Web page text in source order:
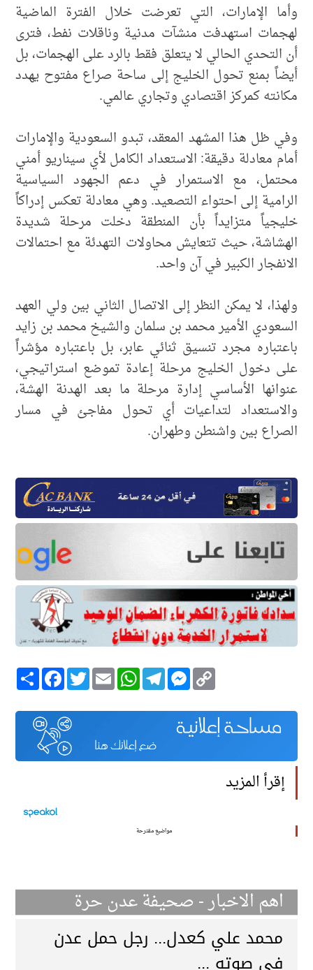
وأما الإمارات، التي تعرضت خلال الفترة الماضية
لهجمات استهدفت منشآت مدنية وناقلات نفط، فترى
أن التحدي الحالي لا يتعلق فقط بالرد على الهجمات، بل
أيضاً بمنع تحول الخليج إلى ساحة صراع مفتوح يهدد
مكانته كمركز اقتصادي وتجاري عالمي.
وفي ظل هذا المشهد المعقد، تبدو السعودية والإمارات
أمام معادلة دقيقة: الاستعداد الكامل لأي سيناريو أمني
محتمل، مع الاستمرار في دعم الجهود السياسية
الرامية إلى احتواء التصعيد. وهي معادلة تعكس إدراكاً
خليجياً متزايداً بأن المنطقة دخلت مرحلة شديدة
الهشاشة، حيث تتعايش محاولات التهدئة مع احتمالات
الانفجار الكبير في آن واحد.
ولهذا، لا يمكن النظر إلى الاتصال الثاني بين ولي العهد
السعودي الأمير محمد بن سلمان والشيخ محمد بن زايد
باعتباره مجرد تنسيق ثنائي عابر، بل باعتباره مؤشراً
على دخول الخليج مرحلة إعادة تموضع استراتيجي،
عنوانها الأساسي إدارة مرحلة ما بعد الهدنة الهشة،
والاستعداد لتداعيات أي تحول مفاجئ في مسار
الصراع بين واشنطن وطهران.
انشر
FacebookTwitterEmail
WhatsAppTelegram
MessengerCopy
Link
إقرأ المزيد
مواضيع مقترحة
اهم الاخبار - صحيفة عدن حرة
محمد علي كعدل... رجل حمل عدن
في صوته ...